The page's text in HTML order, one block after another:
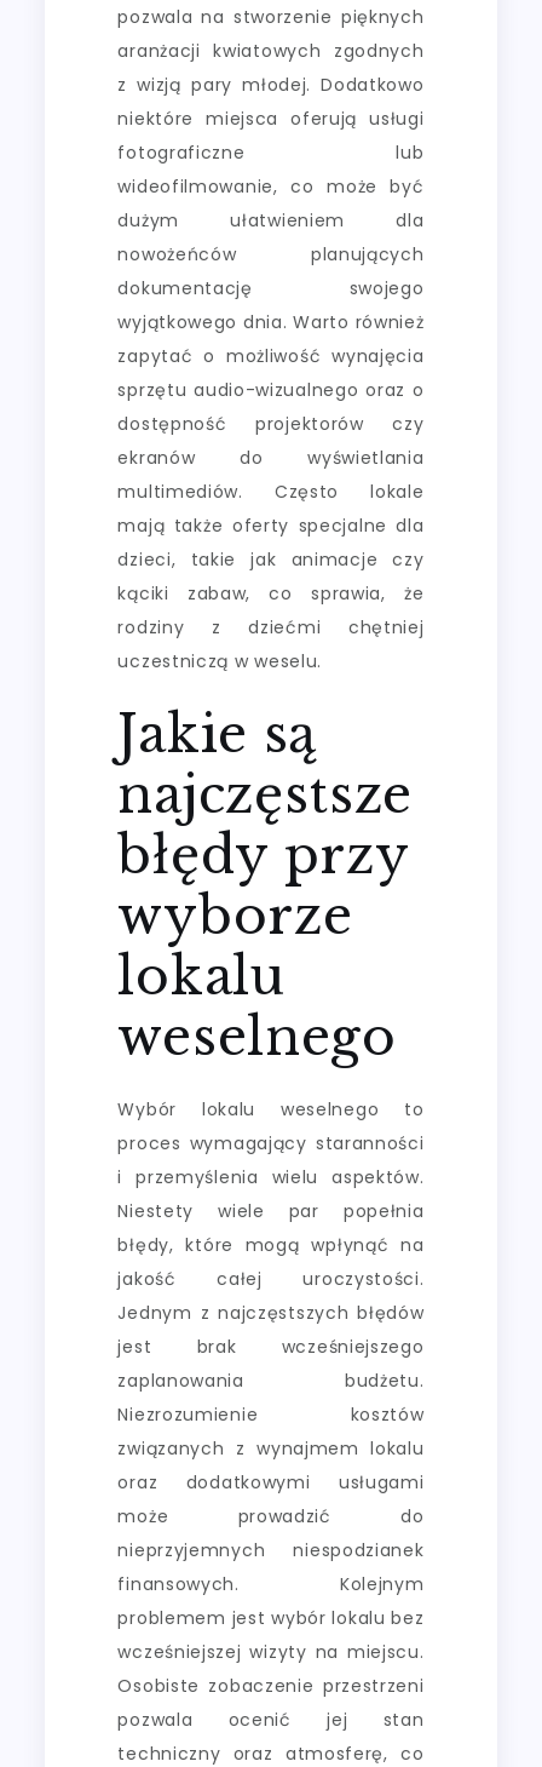
pozwala na stworzenie pięknych
aranżacji kwiatowych zgodnych
z wizją pary młodej. Dodatkowo
niektóre miejsca oferują usługi
fotograficzne lub
wideofilmowanie, co może być
dużym ułatwieniem dla
nowożeńców planujących
dokumentację swojego
wyjątkowego dnia. Warto również
zapytać o możliwość wynajęcia
sprzętu audio-wizualnego oraz o
dostępność projektorów czy
ekranów do wyświetlania
multimediów. Często lokale
mają także oferty specjalne dla
dzieci, takie jak animacje czy
kąciki zabaw, co sprawia, że
rodziny z dziećmi chętniej
uczestniczą w weselu.
Jakie są
najczęstsze
błędy przy
wyborze
lokalu
weselnego
Wybór lokalu weselnego to
proces wymagający staranności
i przemyślenia wielu aspektów.
Niestety wiele par popełnia
błędy, które mogą wpłynąć na
jakość całej uroczystości.
Jednym z najczęstszych błędów
jest brak wcześniejszego
zaplanowania budżetu.
Niezrozumienie kosztów
związanych z wynajmem lokalu
oraz dodatkowymi usługami
może prowadzić do
nieprzyjemnych niespodzianek
finansowych. Kolejnym
problemem jest wybór lokalu bez
wcześniejszej wizyty na miejscu.
Osobiste zobaczenie przestrzeni
pozwala ocenić jej stan
techniczny oraz atmosferę, co